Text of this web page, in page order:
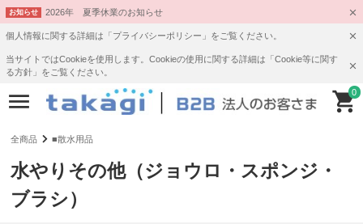
お知らせ 2026年 夏季休業のお知らせ
個人情報に関する詳細は「プライバシーポリシー」をご覧ください。
当サイトではCookieを使用します。Cookieの使用に関する詳細は「Cookie等に関す
る方針」をご覧ください。
0
全商品 ■散水用品
水やりその他（ジョウロ・スポンジ・
ブラシ）